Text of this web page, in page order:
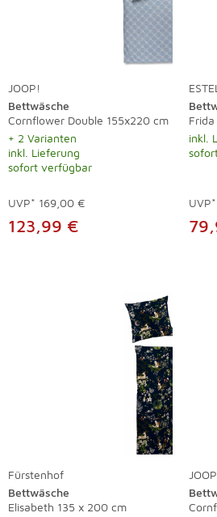
JOOP!
Bettwäsche
Cornflower Double 155x220 cm
+ 2 Varianten
inkl. Lieferung
sofort verfügbar
UVP* 169,00 €
123,99 €
inkl.
UVP*
Fürstenhof
Bettwäsche
Elisabeth 135 x 200 cm